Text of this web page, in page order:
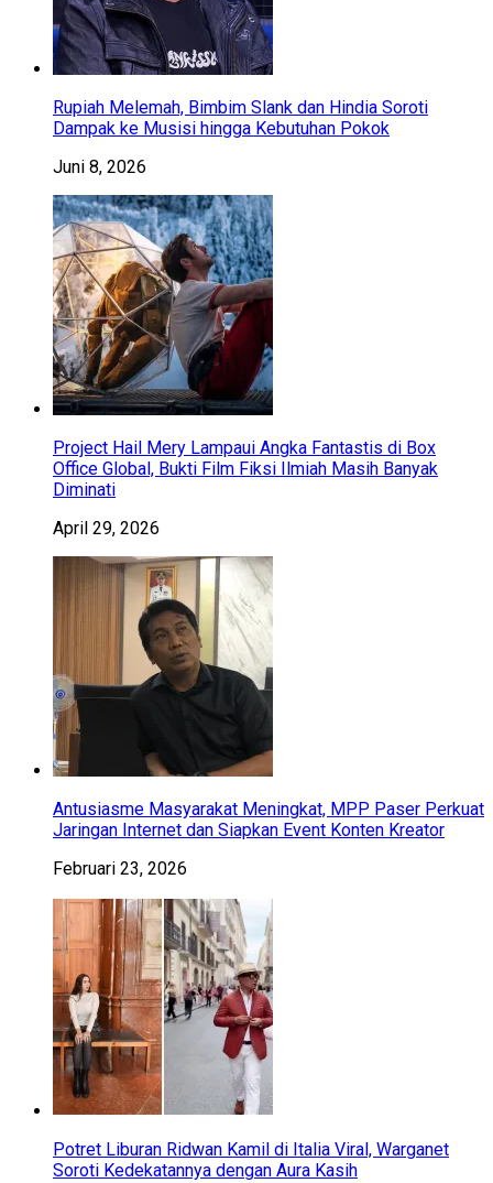
Rupiah Melemah, Bimbim Slank dan Hindia Soroti
Dampak ke Musisi hingga Kebutuhan Pokok
Juni 8, 2026
Project Hail Mery Lampaui Angka Fantastis di Box
Office Global, Bukti Film Fiksi Ilmiah Masih Banyak
Diminati
April 29, 2026
Antusiasme Masyarakat Meningkat, MPP Paser Perkuat
Jaringan Internet dan Siapkan Event Konten Kreator
Februari 23, 2026
Potret Liburan Ridwan Kamil di Italia Viral, Warganet
Soroti Kedekatannya dengan Aura Kasih